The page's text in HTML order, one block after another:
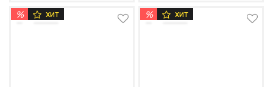
% ХИТ % ХИТ